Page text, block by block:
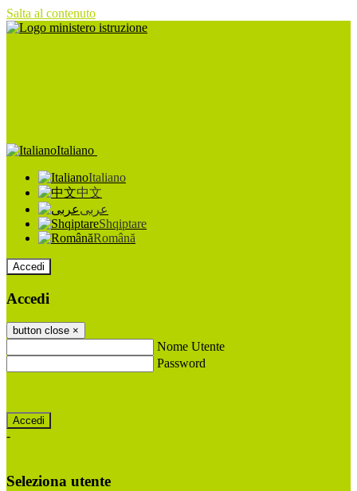
Salta al contenuto
Italiano
Italiano
中文
عربى
Shqiptare
Română
Accedi
Accedi
button close ×
Nome Utente
Password
-
Seleziona utente